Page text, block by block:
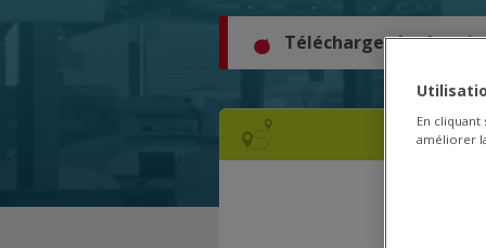
Téléchargez les
En
améliorer